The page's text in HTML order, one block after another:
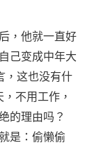
，他就一直好
己变成中年大
，这也没有什
不用工作，
的理由吗？
是：偷懒偷